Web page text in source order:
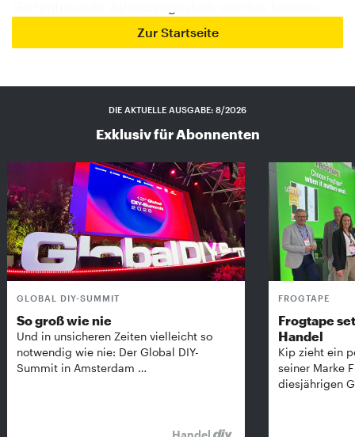
Zur Startseite
DIE AKTUELLE AUSGABE: 8/2026
Exklusiv für Abonnenten
GLOBAL DIY-SUMMIT
So groß wie nie
Und in unsicheren Zeiten vielleicht so
notwendig wie nie: Der Global DIY-
Summit in Amsterdam …
Handel
FROGTAPE
Frogtape
Handel
Kip zieht ein
seiner Marke
diesjährigen